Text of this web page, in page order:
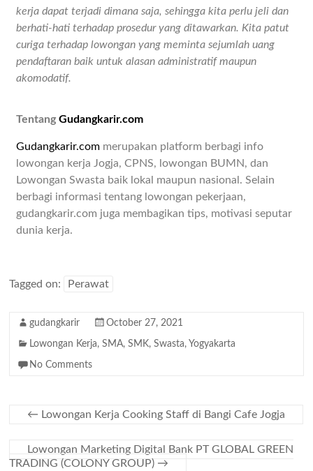
kerja dapat terjadi dimana saja, sehingga kita perlu jeli dan
berhati-hati terhadap prosedur yang ditawarkan. Kita patut
curiga terhadap lowongan yang meminta sejumlah uang
pendaftaran baik untuk alasan administratif maupun
akomodatif.
TentangGudangkarir.com
Gudangkarir.com merupakan platform berbagi info
lowongan kerja Jogja, CPNS, lowongan BUMN, dan
Lowongan Swasta baik lokal maupun nasional. Selain
berbagi informasi tentang lowongan pekerjaan,
gudangkarir.com juga membagikan tips, motivasi seputar
dunia kerja.
Tagged on: Perawat
gudangkarir October 27, 2021
Lowongan Kerja,SMA,SMK,Swasta, Yogyakarta
No Comments
← Lowongan Kerja Cooking Staff di Bangi Cafe Jogja
Lowongan Marketing Digital Bank PT GLOBAL GREEN
TRADING (COLONY GROUP) →